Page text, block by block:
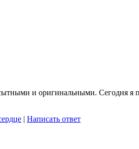
и оригинальными. Сегодня я
| Написать ответ